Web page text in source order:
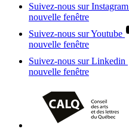
Suivez-nous sur Instagram
nouvelle fenêtre
Suivez-nous sur Youtube
nouvelle fenêtre
Suivez-nous sur Linkedin
nouvelle fenêtre